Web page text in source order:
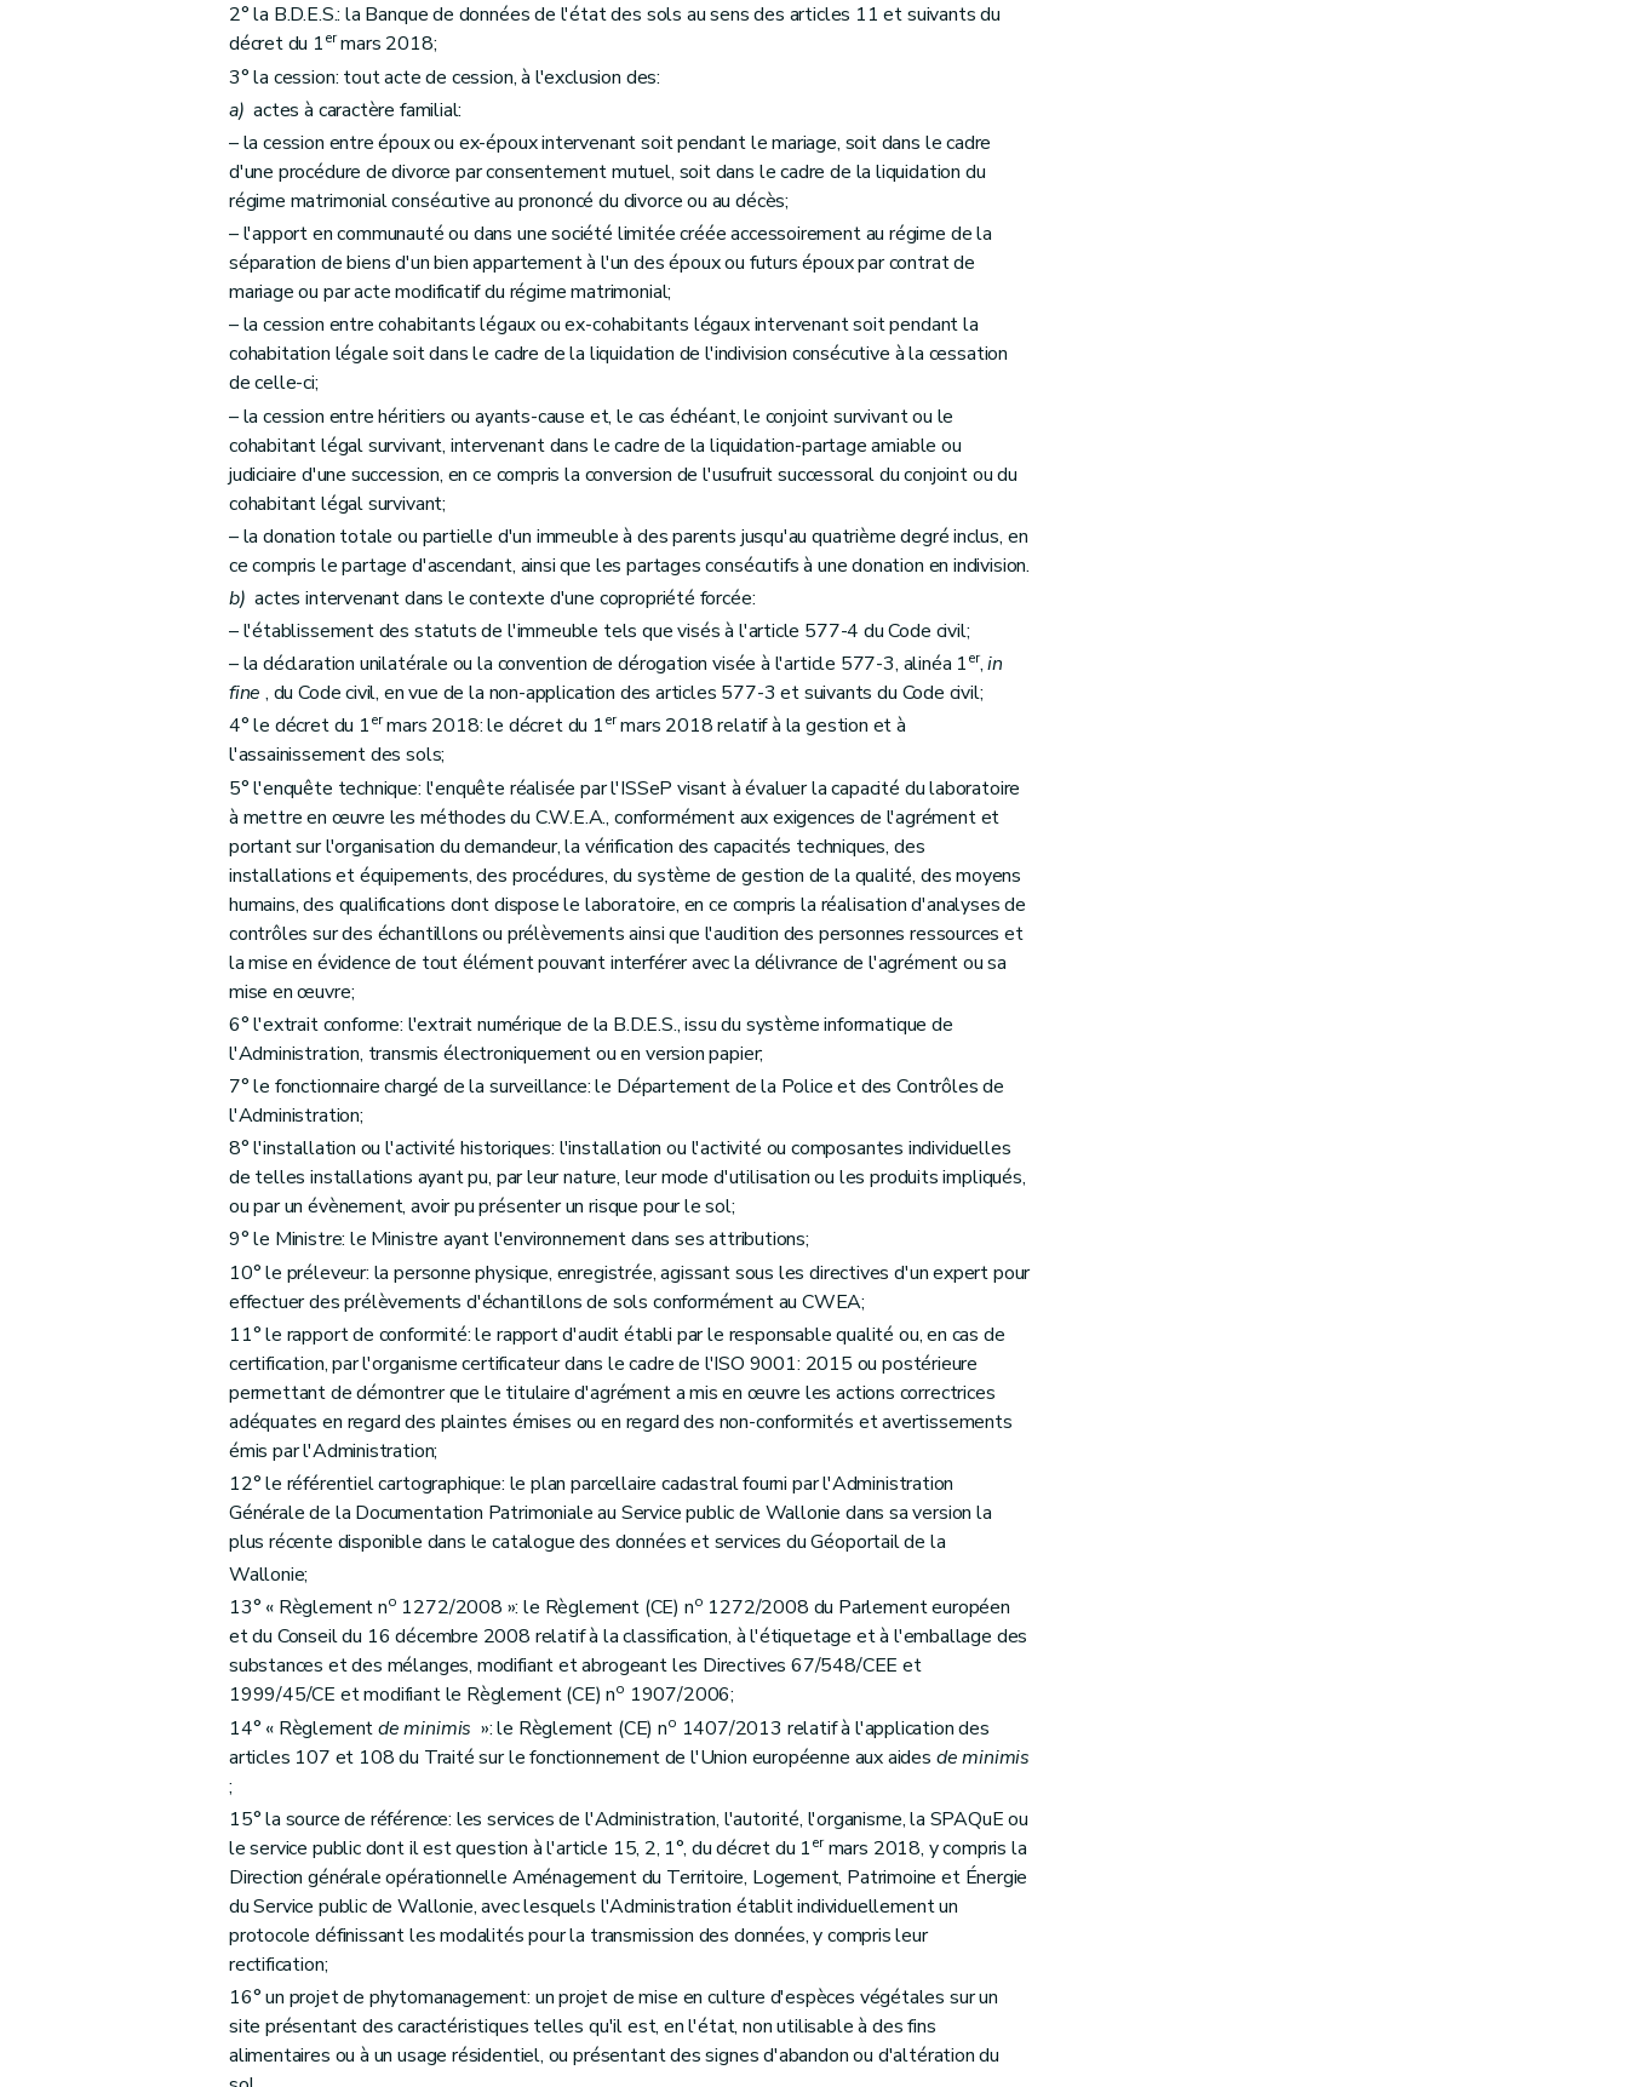
Art. 32
Sous-section 3
Du contrôle et des sanctions
Art. 33
Art. 34
Art. 35
Section 2 De l'agrément des laboratoires
Sous-section 1
Des conditions et de la procédure d'agrément
Art. 37
Art. 38
Art. 39
Art. 40
Art. 41
Sous-section 2 Des règles à respecter en cours d'agrément
Art. 42
Art. 43
Sous-section 3 Du contrôle et des sanctions
Art. 44
Art. 45
Art. 46
Art. 47
Section 3 Des prélèvements d'échantillons de sols
Art. 48
Sous-section 1re
Des conditions et de la procédure d'enregistrement des préleveurs
Art. 49
Art. 50
Sous-section 2 Des conditions relatives aux experts
Art. 51
Sous-section 3 Des règles à respecter dans le cadre des prélèvements d'échantillons de sols
Art. 52
Art. 53
Du contrôle et des sanctions
Art. 54
Art. 55
Chapitre IV Des obligations
Section 1re
De la convention de gestion des sols
Art. 56
Art. 57
Art. 58
Art. 59
Art. 60
Art. 61
Art. 62
Art. 63
Art. 64
Art. 65
Art. 66
Art. 67
Section 2 De la mise en œuvre des faits générateurs
Sous-section 1 re
Des obligations générées à l'occasion d'une demande de permis d'urbanisme, unique ou intégré sur un terrain renseigné dans la banque de données de l'état des sols comme pollué ou potentiellement pollué
Art. 68
Art. 69
Art. 70
Art. 71
Art. 72
Sous-section 2 Des obligations générées à l'occasion de l'exploitation d'une installation ou d'une activité présentant un risque pour le sol
Art. 73
Art. 74
Sous-section 3
Des obligations générées à l'initiative de l'Administration
Art. 75
Art. 76
2° la B.D.E.S.: la Banque de données de l'état des sols au sens des articles 11 et suivants du
décret du 1ermars 2018;
3° la cession: tout acte de cession, à l'exclusion des:
a) actes à caractère familial:
– la cession entre époux ou ex-époux intervenant soit pendant le mariage, soit dans le cadre
d'une procédure de divorce par consentement mutuel, soit dans le cadre de la liquidation du
régime matrimonial consécutive au prononcé du divorce ou au décès;
– l'apport en communauté ou dans une société limitée créée accessoirement au régime de la
séparation de biens d'un bien appartement à l'un des époux ou futurs époux par contrat de
mariage ou par acte modificatif du régime matrimonial;
– la cession entre cohabitants légaux ou ex-cohabitants légaux intervenant soit pendant la
cohabitation légale soit dans le cadre de la liquidation de l'indivision consécutive à la cessation
de celle-ci;
– la cession entre héritiers ou ayants-cause et, le cas échéant, le conjoint survivant ou le
cohabitant légal survivant, intervenant dans le cadre de la liquidation-partage amiable ou
judiciaire d'une succession, en ce compris la conversion de l'usufruit successoral du conjoint ou du
cohabitant légal survivant;
– la donation totale ou partielle d'un immeuble à des parents jusqu'au quatrième degré inclus, en
ce compris le partage d'ascendant, ainsi que les partages consécutifs à une donation en indivision.
b) actes intervenant dans le contexte d'une copropriété forcée:
– l'établissement des statuts de l'immeuble tels que visés à l'article 577-4 du Code civil;
– la déclaration unilatérale ou la convention de dérogation visée à l'article 577-3, alinéa 1er,in
fine , du Code civil, en vue de la non-application des articles 577-3 et suivants du Code civil;
4° le décret du 1ermars 2018: le décret du 1ermars 2018 relatif à la gestion et à
l'assainissement des sols;
5° l'enquête technique: l'enquête réalisée par l'ISSeP visant à évaluer la capacité du laboratoire
à mettre en œuvre les méthodes du C.W.E.A., conformément aux exigences de l'agrément et
portant sur l'organisation du demandeur, la vérification des capacités techniques, des
installations et équipements, des procédures, du système de gestion de la qualité, des moyens
humains, des qualifications dont dispose le laboratoire, en ce compris la réalisation d'analyses de
contrôles sur des échantillons ou prélèvements ainsi que l'audition des personnes ressources et
la mise en évidence de tout élément pouvant interférer avec la délivrance de l'agrément ou sa
mise en œuvre;
6° l'extrait conforme: l'extrait numérique de la B.D.E.S., issu du système informatique de
l'Administration, transmis électroniquement ou en version papier;
7° le fonctionnaire chargé de la surveillance: le Département de la Police et des Contrôles de
l'Administration;
8° l'installation ou l'activité historiques: l'installation ou l'activité ou composantes individuelles
de telles installations ayant pu, par leur nature, leur mode d'utilisation ou les produits impliqués,
ou par un évènement, avoir pu présenter un risque pour le sol;
9° le Ministre: le Ministre ayant l'environnement dans ses attributions;
10° le préleveur: la personne physique, enregistrée, agissant sous les directives d'un expert pour
effectuer des prélèvements d'échantillons de sols conformément au CWEA;
11° le rapport de conformité: le rapport d'audit établi par le responsable qualité ou, en cas de
certification, par l'organisme certificateur dans le cadre de l'ISO 9001: 2015 ou postérieure
permettant de démontrer que le titulaire d'agrément a mis en œuvre les actions correctrices
adéquates en regard des plaintes émises ou en regard des non-conformités et avertissements
émis par l'Administration;
12° le référentiel cartographique: le plan parcellaire cadastral fourni par l'Administration
Générale de la Documentation Patrimoniale au Service public de Wallonie dans sa version la
plus récente disponible dans le catalogue des données et services du Géoportail de la
Wallonie;
13° « Règlement no 1272/2008 »: le Règlement (CE) no 1272/2008 du Parlement européen
et du Conseil du 16 décembre 2008 relatif à la classification, à l'étiquetage et à l'emballage des
substances et des mélanges, modifiant et abrogeant les Directives 67/548/CEE et
1999/45/CE et modifiant le Règlement (CE) no 1907/2006;
14° « Règlementde minimis »: le Règlement (CE) no 1407/2013 relatif à l'application des
articles 107 et 108 du Traité sur le fonctionnement de l'Union européenne aux aides de minimis
;
15° la source de référence: les services de l'Administration, l'autorité, l'organisme, la SPAQuE ou
le service public dont il est question à l'article 15, 2, 1°, du décret du 1ermars 2018, y compris la
Direction générale opérationnelle Aménagement du Territoire, Logement, Patrimoine et Énergie
du Service public de Wallonie, avec lesquels l'Administration établit individuellement un
protocole définissant les modalités pour la transmission des données, y compris leur
rectification;
16° un projet de phytomanagement: un projet de mise en culture d'espèces végétales sur un
site présentant des caractéristiques telles qu'il est, en l'état, non utilisable à des fins
alimentaires ou à un usage résidentiel, ou présentant des signes d'abandon ou d'altération du